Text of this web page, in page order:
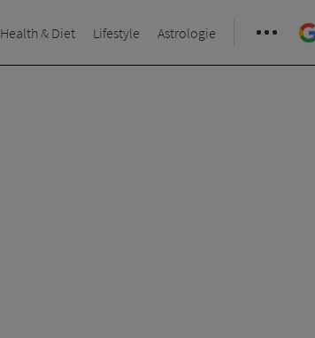
Health & Diet Lifestyle Astrologie